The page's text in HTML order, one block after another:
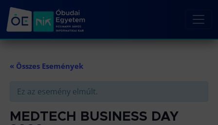
« Összes Események
Ez az esemény elmúlt.
MEDTECH BUSINESS DAY